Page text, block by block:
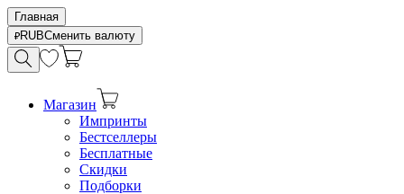
Главная
RUBСменить валюту
Магазин
Импринты
Бестселлеры
Бесплатные
Скидки
Подборки